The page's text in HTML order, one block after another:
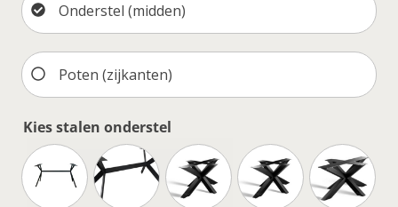
Onderstel (midden)
Poten (zijkanten)
Kies stalen onderstel